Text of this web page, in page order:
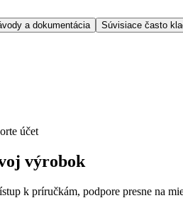
a dokumentácia Súvisiace často
účet
výrobok
k príručkám, podpore presne na